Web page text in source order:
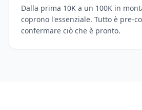
Dalla prima 10K a un 100K in
coprono l'essenziale. Tutto è pre-
confermare ciò che è pronto.